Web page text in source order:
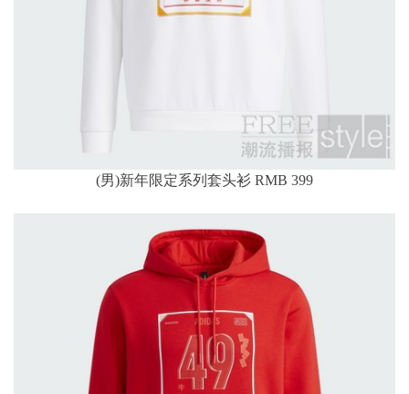
(男)新年限定系列套头衫 RMB 399